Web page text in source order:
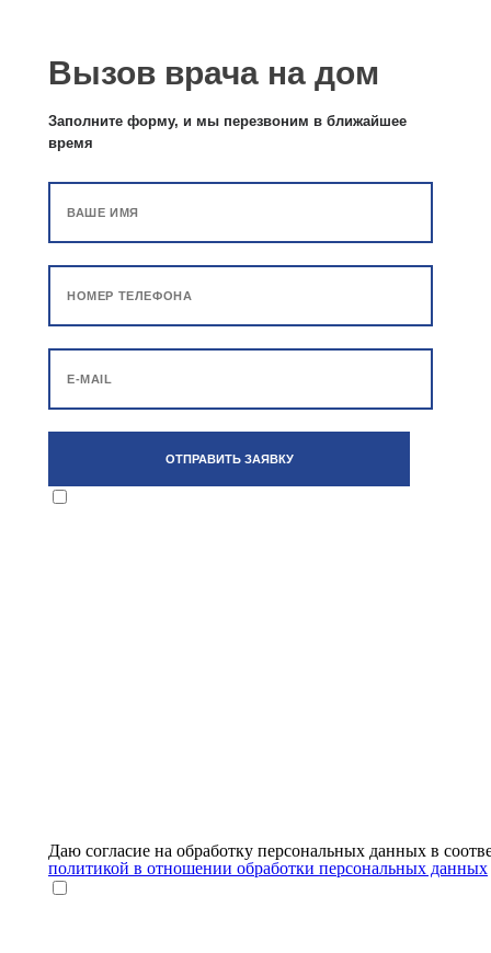
Вызов врача на дом
Заполните форму, и мы перезвоним в ближайшее
время
Даю согласие на обработку персональных данных в
политикой в отношении обработки персональных данных